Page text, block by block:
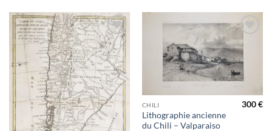
Ajouter
à la
wishlist
Ajouter
à la
wishlist
CHILI
Lithographie ancienne
du Chili – Valparaiso
300€